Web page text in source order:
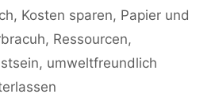
, Kosten sparen, Papier und
, Ressourcen,
, umweltfreundlich